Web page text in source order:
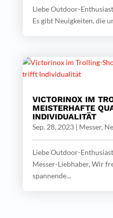
Liebe Outdoor-
Es gibt Neuigkeiten, die
VICTORINOX IM
MEISTERHAFTE
INDIVIDUALITÄT
Sep. 28, 2023| Messer,
Liebe Outdoor-
Messer-Liebhaber, Wir
spannende...